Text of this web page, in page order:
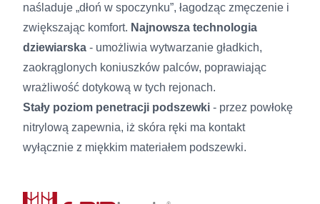
naśladuje „dłoń w spoczynku”, łagodząc zmęczenie i
zwiększając komfort. Najnowsza technologia
dziewiarska - umożliwia wytwarzanie gładkich,
zaokrąglonych koniuszków palców, poprawiając
wrażliwość dotykową w tych rejonach.
Stały poziom penetracji podszewki - przez powłokę
nitrylową zapewnia, iż skóra ręki ma kontakt
wyłącznie z miękkim materiałem podszewki.